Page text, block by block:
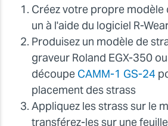
Créez votre propre modèle
un à l'aide du logiciel R-
Produisez un modèle de
graveur Roland EGX-350
découpe CAMM-1 GS-24
placement des strass
Appliquez les strass sur le
transférez-les sur une